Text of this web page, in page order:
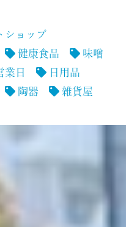
ショップ
健康食品
味噌
業日
日用品
陶器 雑貨屋